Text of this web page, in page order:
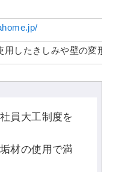
用したきしみや壁の変形
員大工制度を
材の使用で満